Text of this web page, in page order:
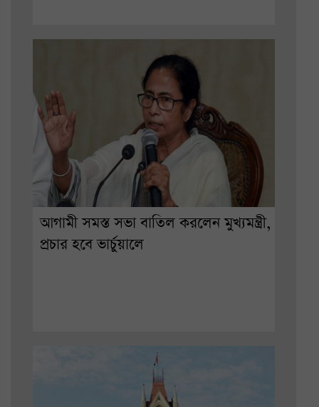
আগামী সমস্ত সভা বাতিল করলেন মুখ্যমন্ত্রী,
প্রচার হবে ভার্চুয়ালে